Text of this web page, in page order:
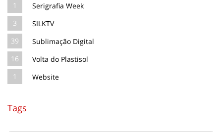
1
Serigrafia Week
3
SILKTV
39
Sublimação Digital
16
Volta do Plastisol
1
Website
Tags